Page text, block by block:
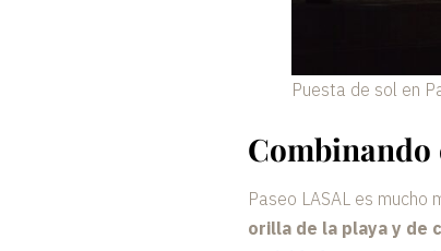
Puesta de sol en
Paseo LASAL es mucho
orilla de la playa y de